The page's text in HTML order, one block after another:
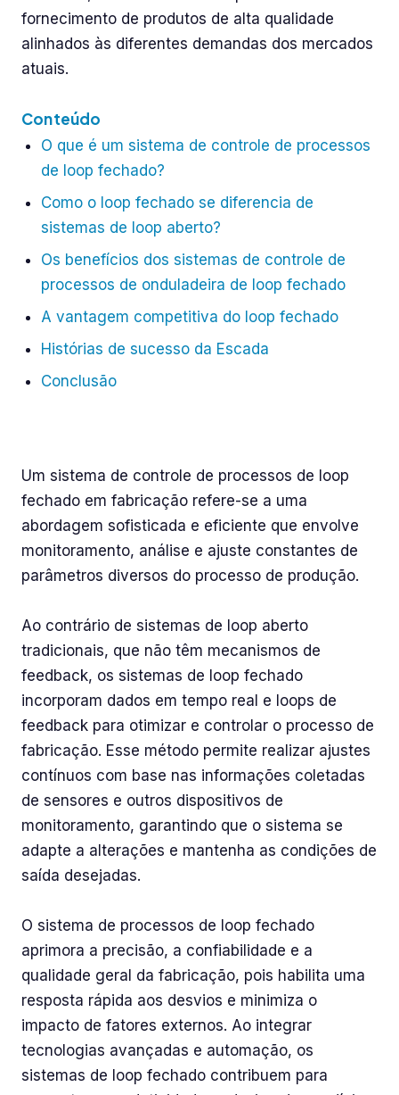
fornecimento de produtos de alta qualidade
alinhados às diferentes demandas dos mercados
atuais.
Conteúdo
O que é um sistema de controle de processos
de loop fechado?
Como o loop fechado se diferencia de
sistemas de loop aberto?
Os benefícios dos sistemas de controle de
processos de onduladeira de loop fechado
A vantagem competitiva do loop fechado
Histórias de sucesso da Escada
Conclusão
Um sistema de controle de processos de loop
fechado em fabricação refere-se a uma
abordagem sofisticada e eficiente que envolve
monitoramento, análise e ajuste constantes de
parâmetros diversos do processo de produção.
Ao contrário de sistemas de loop aberto
tradicionais, que não têm mecanismos de
feedback, os sistemas de loop fechado
incorporam dados em tempo real e loops de
feedback para otimizar e controlar o processo de
fabricação. Esse método permite realizar ajustes
contínuos com base nas informações coletadas
de sensores e outros dispositivos de
monitoramento, garantindo que o sistema se
adapte a alterações e mantenha as condições de
saída desejadas.
O sistema de processos de loop fechado
aprimora a precisão, a confiabilidade e a
qualidade geral da fabricação, pois habilita uma
resposta rápida aos desvios e minimiza o
impacto de fatores externos. Ao integrar
tecnologias avançadas e automação, os
sistemas de loop fechado contribuem para